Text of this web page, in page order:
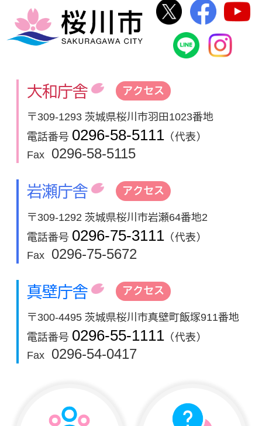
桜川市
桜川市公式
桜川
桜川市公
大和庁舎 アクセス
〒309-1293 茨城県桜川市羽田1023番地
電話番号 0296-58-5111 （代表）
Fax
0296-58-5115
岩瀬庁舎 アクセス
〒309-1292 茨城県桜川市岩瀬64番地2
電話番号 0296-75-3111 （代表）
Fax
0296-75-5672
真壁庁舎 アクセス
〒300-4495 茨城県桜川市真壁町飯塚911番地
電話番号 0296-55-1111 （代表）
Fax
0296-54-0417